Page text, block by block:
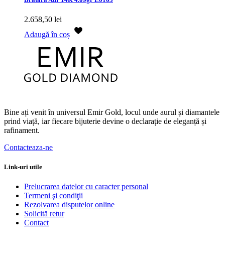
2.658,50 lei
Adaugă în coș
Bine ați venit în universul Emir Gold, locul unde aurul și diamantele
prind viață, iar fiecare bijuterie devine o declarație de eleganță și
rafinament.
Contacteaza-ne
Link-uri utile
Prelucrarea datelor cu caracter personal
Termeni şi condiţii
Rezolvarea disputelor online
Solicită retur
Contact